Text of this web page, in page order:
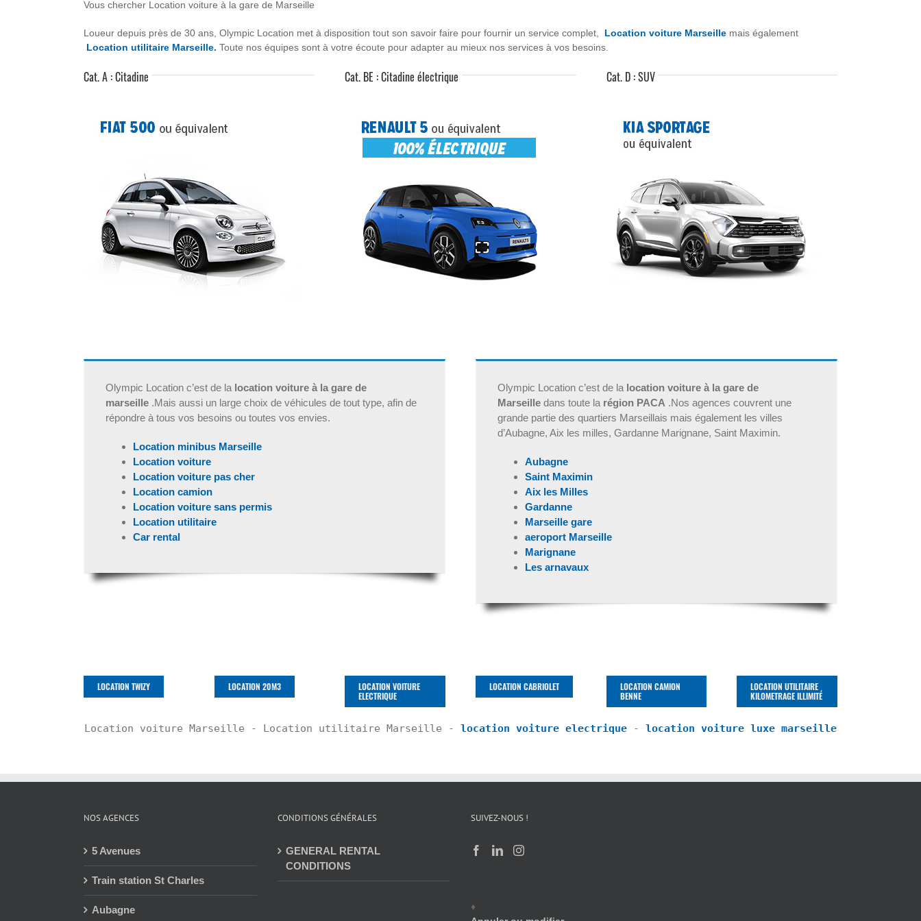
Vous chercher Location voiture à la gare de Marseille
Loueur depuis près de 30 ans, Olympic Location met à disposition tout son savoir faire pour fournir un service complet, Location voiture Marseille mais également
Location utilitaire Marseille. Toute nos équipes sont à votre écoute pour adapter au mieux nos services à vos besoins.
Cat. A : Citadine Cat. BE : Citadine électrique Cat. D : SUV
Olympic Location c’est de la location voiture à la gare de
marseille .Mais aussi un large choix de véhicules de tout type, afin de
répondre à tous vos besoins ou toutes vos envies.
Location minibus Marseille
Location voiture
Location voiture pas cher
Location camion
Location voiture sans permis
Location utilitaire
Car rental
Olympic Location c’est de la location voiture à la gare de
Marseille dans toute la région PACA .Nos agences couvrent une
grande partie des quartiers Marseillais mais également les villes
d’Aubagne, Aix les milles, Gardanne Marignane, Saint Maximin.
Aubagne
Saint Maximin
Aix les Milles
Gardanne
Marseille gare
aeroport Marseille
Marignane
Les arnavaux
LOCATION TWIZY LOCATION 20M3
LOCATION VOITURE
ELECTRIQUE
LOCATION CABRIOLET
LOCATION CAMION
BENNE
LOCATION UTILITAIRE
KILOMETRAGE ILLIMITÉ
Location voiture Marseille - Location utilitaire Marseille - location voiture electrique - location voiture luxe marseille
NOS AGENCES
5 Avenues
Train station St Charles
Aubagne
CONDITIONS GÉNÉRALES
GENERAL RENTAL
CONDITIONS
SUIVEZ-NOUS !
♦